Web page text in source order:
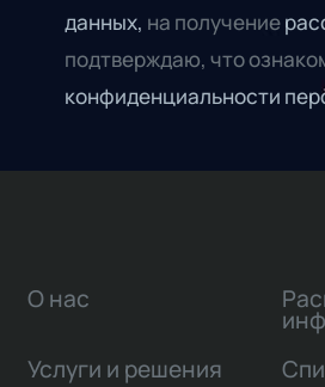
данных, на получение
подтверждаю, что
конфиденциальности
О нас
Услуги и решения